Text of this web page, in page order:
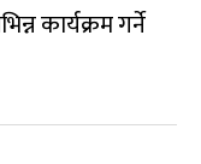
कार्यक्रम गर्ने